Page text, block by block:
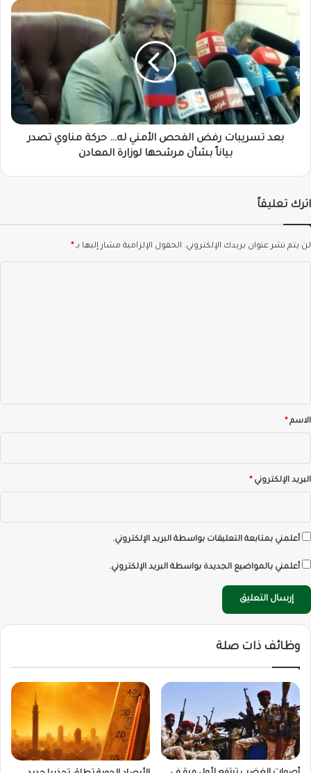
بعد
رفض
الفحص
الأمني
له…
حركة
مناوي
تصدر
بعد تسريبات رفض الفحص الأمني له… حركة مناوي تصدر
بياناً بشأن مرشحها لوزارة المعادن
اترك تعليقاً
لن يتم نشر عنوان بريدك الإلكتروني. الحقول الإلزامية مشار إليها بـ*
*الاسم*
البريد الإلكتروني*
أعلمني بمتابعة التعليقات بواسطة البريد الإلكتروني.
أعلمني بالمواضيع الجديدة بواسطة البريد الإلكتروني.
وظائف ذات صلة